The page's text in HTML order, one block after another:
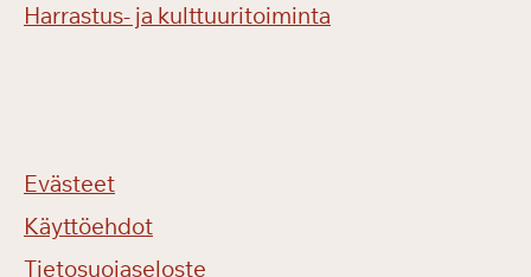
Harrastus- ja kulttuuritoiminta
Evästeet
Käyttöehdot
Tietosuojaseloste